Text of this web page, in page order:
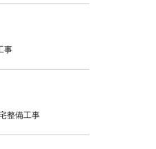
事
整備工事